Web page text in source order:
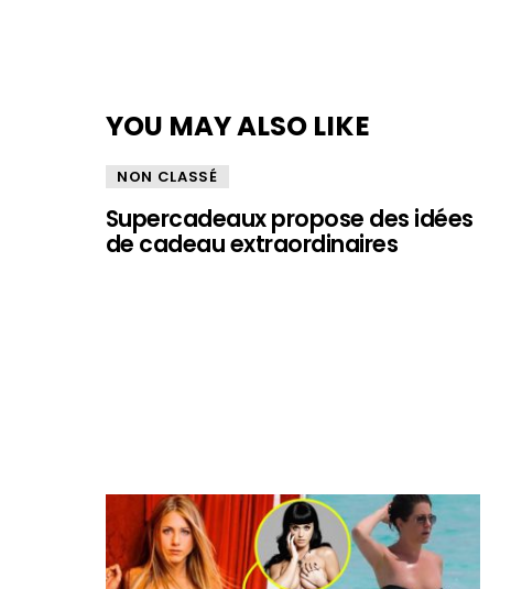
YOU MAY ALSO LIKE
NON CLASSÉ
Supercadeaux propose des idées
de cadeau extraordinaires